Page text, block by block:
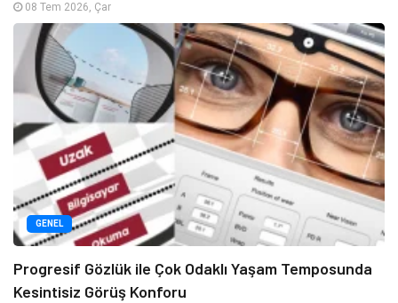
08 Tem 2026, Çar
GENEL
Progresif Gözlük ile Çok Odaklı Yaşam Temposunda
Kesintisiz Görüş Konforu